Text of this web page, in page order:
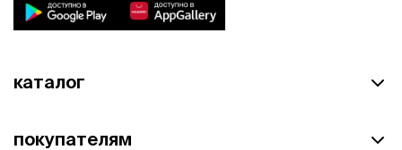
каталог
покупателям